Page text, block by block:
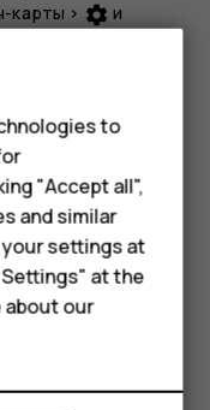
карты > settings и
> Офлайн-карты
.
to
"Accept all",
and similar
settings at
at the
about our